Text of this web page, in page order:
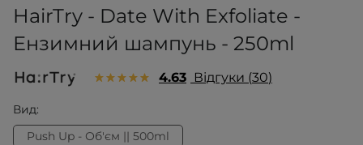
HairTry - Date With Exfoliate -
Ензимний шампунь - 250ml
4.63 Відгуки 30
Вид:
Push Up - Об'єм || 500ml